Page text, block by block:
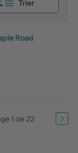
Trier
Road
1 de 22